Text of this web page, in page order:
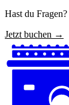
Hast du Fragen?
Jetzt buchen →